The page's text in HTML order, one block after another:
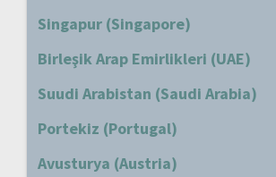
Singapur (Singapore)
Birleşik Arap Emirlikleri (UAE)
Suudi Arabistan (Saudi Arabia)
Portekiz (Portugal)
Avusturya (Austria)